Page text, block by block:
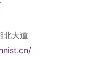
北大道